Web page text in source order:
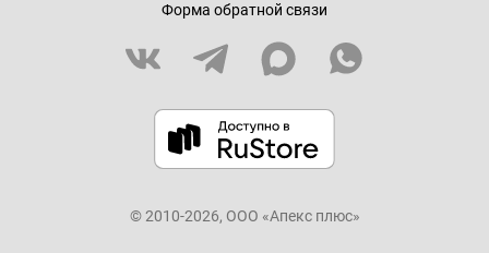
Форма обратной связи
© 2010-2026, ООО «Апекс плюс»